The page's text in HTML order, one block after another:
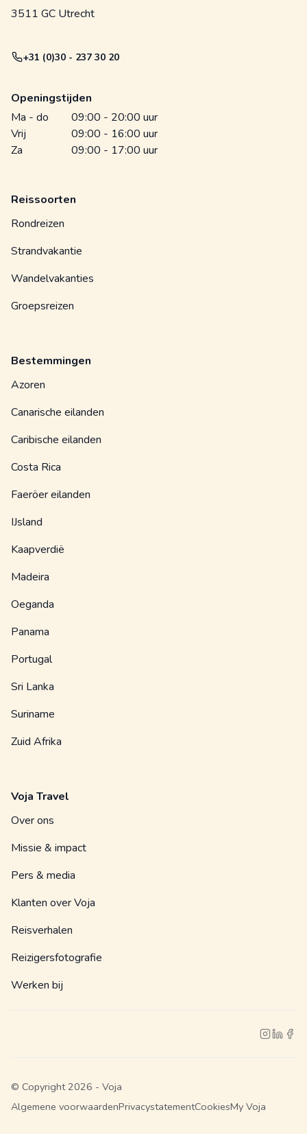
3511 GC Utrecht
+31 (0)30 - 237 30 20
Openingstijden
Ma - do
09:00 - 20:00 uur
Vrij
09:00 - 16:00 uur
Za
09:00 - 17:00 uur
Reissoorten
Rondreizen
Strandvakantie
Wandelvakanties
Groepsreizen
Bestemmingen
Azoren
Canarische eilanden
Caribische eilanden
Costa Rica
Faeröer eilanden
IJsland
Kaapverdië
Madeira
Oeganda
Panama
Portugal
Sri Lanka
Suriname
Zuid Afrika
Voja Travel
Over ons
Missie & impact
Pers & media
Klanten over Voja
Reisverhalen
Reizigersfotografie
Werken bij
© Copyright 2026 - Voja
Algemene voorwaardenPrivacystatementCookiesMy Voja